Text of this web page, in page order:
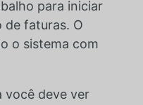
para iniciar
de faturas. O
o sistema com
você deve ver